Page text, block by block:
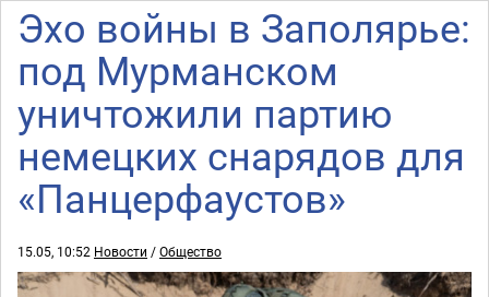
Эхо войны в Заполярье:
под Мурманском
уничтожили партию
немецких снарядов для
«Панцерфаустов»
15.05, 10:52 Новости /Общество